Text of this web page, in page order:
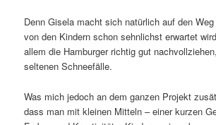
Denn Gisela macht sich natürlich auf den
von den Kindern schon sehnlichst erwartet
allem die Hamburger richtig gut
seltenen Schneefälle.
Was mich jedoch an dem ganzen Projekt
dass man mit kleinen Mitteln – einer kurzen